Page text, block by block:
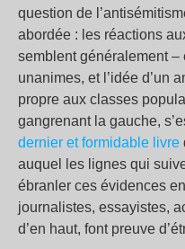
question de
abordée : les réactions
semblent généralement –
unanimes, et l’idée d’un
propre aux classes
gangrenant la gauche,
dernier et formidable livre
auquel les lignes qui
ébranler ces évidences
journalistes, essayistes,
d’en haut, font preuve